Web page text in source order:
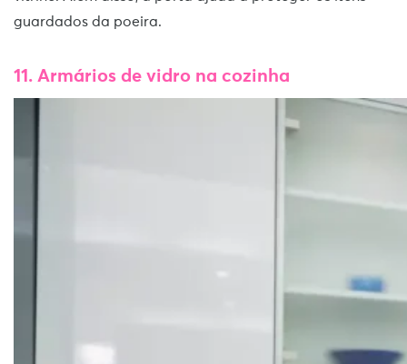
guardados da poeira.
11. Armários de vidro na cozinha